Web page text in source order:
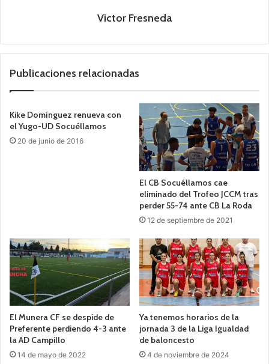
Victor Fresneda
Publicaciones relacionadas
Kike Domínguez renueva con
el Yugo-UD Socuéllamos
20 de junio de 2016
El CB Socuéllamos cae
eliminado del Trofeo JCCM tras
perder 55-74 ante CB La Roda
12 de septiembre de 2021
El Munera CF se despide de
Preferente perdiendo 4-3 ante
la AD Campillo
14 de mayo de 2022
Ya tenemos horarios de la
jornada 3 de la Liga Igualdad
de baloncesto
4 de noviembre de 2024